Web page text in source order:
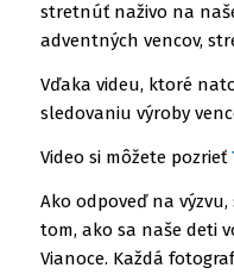
stretnúť naživo na
adventných vencov,
Vďaka videu, ktoré
sledovaniu výroby
Video si môžete pozrieť
Ako odpoveď na
tom, ako sa naše deti
Vianoce. Každá